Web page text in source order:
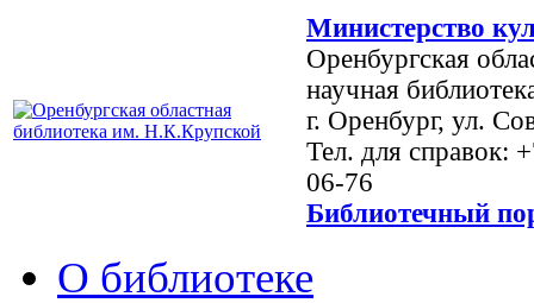
Министерство
Оренбургская
научная
г. Оренбург, ул.
Тел. для справок:
06-76
Библиотечный
О библиотеке